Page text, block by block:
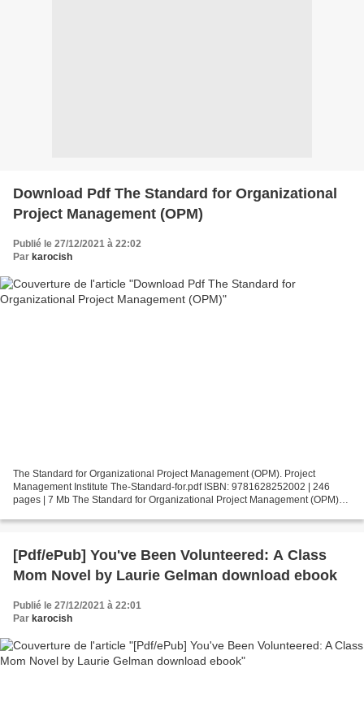
Download Pdf The Standard for Organizational
Project Management (OPM)
Publié le 27/12/2021 à 22:02
Par karocish
The Standard for Organizational Project Management (OPM). Project
Management Institute The-Standard-for.pdf ISBN: 9781628252002 | 246
pages | 7 Mb The Standard for Organizational Project Management (OPM)
[Pdf/ePub] You've Been Volunteered: A Class
Mom Novel by Laurie Gelman download ebook
Publié le 27/12/2021 à 22:01
Par karocish